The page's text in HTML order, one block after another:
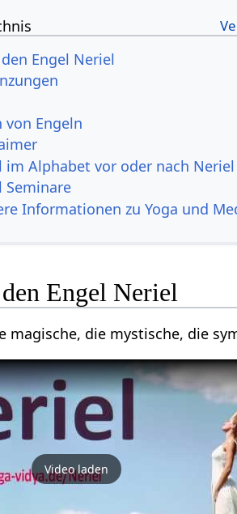
Engel Neriel
von Engeln
im Alphabet vor oder nach Neriel
Seminare
Informationen zu Yoga und
Engel Neriel
magische, die mystische, die
Video laden